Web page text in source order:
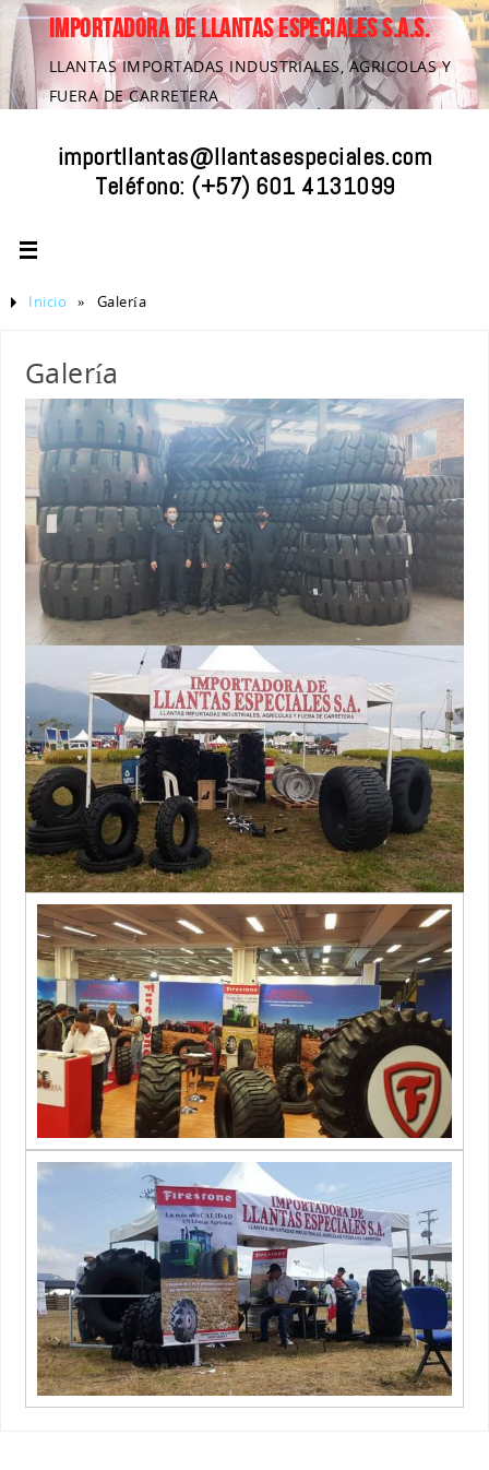
IMPORTADORA DE LLANTAS ESPECIALES S.A.S.
LLANTAS IMPORTADAS INDUSTRIALES, AGRICOLAS Y
FUERA DE CARRETERA
importllantas@llantasespeciales.com
Teléfono: (+57) 601 4131099
Inicio » Galería
Galería